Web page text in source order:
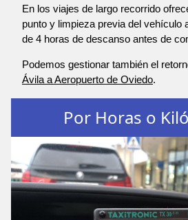
En los viajes de largo recorrido
punto y limpieza previa del vehículo
de 4 horas de descanso antes de
Podemos gestionar también el
Ávila a Aeropuerto de Oviedo.
Por Horas o